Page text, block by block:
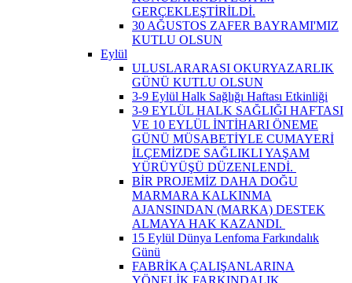
GERÇEKLEŞTİRİLDİ.
30 AĞUSTOS ZAFER BAYRAMI'MIZ
KUTLU OLSUN
Eylül
ULUSLARARASI OKURYAZARLIK
GÜNÜ KUTLU OLSUN
3-9 Eylül Halk Sağlığı Haftası Etkinliği
3-9 EYLÜL HALK SAĞLIĞI HAFTASI
VE 10 EYLÜL İNTİHARI ÖNEME
GÜNÜ MÜSABETİYLE CUMAYERİ
İLÇEMİZDE SAĞLIKLI YAŞAM
YÜRÜYÜŞÜ DÜZENLENDİ. ​
BİR PROJEMİZ DAHA DOĞU
MARMARA KALKINMA
AJANSINDAN (MARKA) DESTEK
ALMAYA HAK KAZANDI. ​
15 Eylül Dünya Lenfoma Farkındalık
Günü
FABRİKA ÇALIŞANLARINA
YÖNELİK FARKINDALIK